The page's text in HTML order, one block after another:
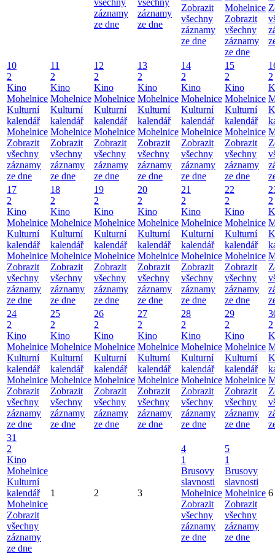
záznamy
ze dne
záznamy
ze dne
Zobrazit
všechny
záznamy
ze dne
Mohelnice
Zobrazit
všechny
záznamy
ze dne
10
2
Kino
Mohelnice
Kulturní
kalendář
Mohelnice
Zobrazit
všechny
záznamy
ze dne
11
2
Kino
Mohelnice
Kulturní
kalendář
Mohelnice
Zobrazit
všechny
záznamy
ze dne
12
2
Kino
Mohelnice
Kulturní
kalendář
Mohelnice
Zobrazit
všechny
záznamy
ze dne
13
2
Kino
Mohelnice
Kulturní
kalendář
Mohelnice
Zobrazit
všechny
záznamy
ze dne
14
2
Kino
Mohelnice
Kulturní
kalendář
Mohelnice
Zobrazit
všechny
záznamy
ze dne
15
2
Kino
Mohelnice
Kulturní
kalendář
Mohelnice
Zobrazit
všechny
záznamy
ze dne
2
17
2
Kino
Mohelnice
Kulturní
kalendář
Mohelnice
Zobrazit
všechny
záznamy
ze dne
18
2
Kino
Mohelnice
Kulturní
kalendář
Mohelnice
Zobrazit
všechny
záznamy
ze dne
19
2
Kino
Mohelnice
Kulturní
kalendář
Mohelnice
Zobrazit
všechny
záznamy
ze dne
20
2
Kino
Mohelnice
Kulturní
kalendář
Mohelnice
Zobrazit
všechny
záznamy
ze dne
21
2
Kino
Mohelnice
Kulturní
kalendář
Mohelnice
Zobrazit
všechny
záznamy
ze dne
22
2
Kino
Mohelnice
Kulturní
kalendář
Mohelnice
Zobrazit
všechny
záznamy
ze dne
2
24
2
Kino
Mohelnice
Kulturní
kalendář
Mohelnice
Zobrazit
všechny
záznamy
ze dne
25
2
Kino
Mohelnice
Kulturní
kalendář
Mohelnice
Zobrazit
všechny
záznamy
ze dne
26
2
Kino
Mohelnice
Kulturní
kalendář
Mohelnice
Zobrazit
všechny
záznamy
ze dne
27
2
Kino
Mohelnice
Kulturní
kalendář
Mohelnice
Zobrazit
všechny
záznamy
ze dne
28
2
Kino
Mohelnice
Kulturní
kalendář
Mohelnice
Zobrazit
všechny
záznamy
ze dne
29
2
Kino
Mohelnice
Kulturní
kalendář
Mohelnice
Zobrazit
všechny
záznamy
ze dne
2
31
2
Kino
Mohelnice
Kulturní
kalendář
Mohelnice
Zobrazit
všechny
záznamy
ze dne
1 2 3
4
1
Brusovy
slavnosti
Mohelnice
Zobrazit
všechny
záznamy
ze dne
5
1
Brusovy
slavnosti
Mohelnice
Zobrazit
všechny
záznamy
ze dne
6